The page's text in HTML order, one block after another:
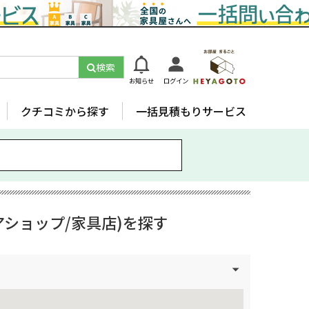
検索
お知らせ ログイン
クチコミから探す 一括見積もりサービス
ョップ/家具店)を探す